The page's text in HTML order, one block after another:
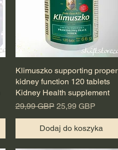
Podgląd
Klimuszko supporting proper
kidney function 120 tablets
Kidney Health supplement
Regularna cena
29,99 GBP Cena rabatowa
25,99 GBP
Dodaj do koszyka